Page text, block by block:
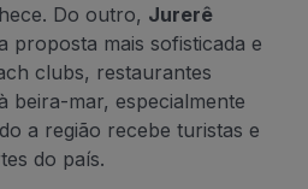
Do outro, Jurerê
proposta mais sofisticada e
clubs, restaurantes
beira-mar, especialmente
a região recebe turistas e
do país.